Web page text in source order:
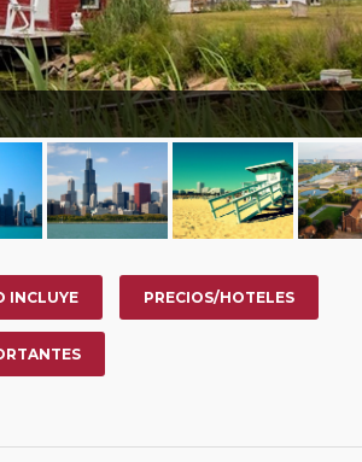
INCLUYE PRECIOS/HOTELES